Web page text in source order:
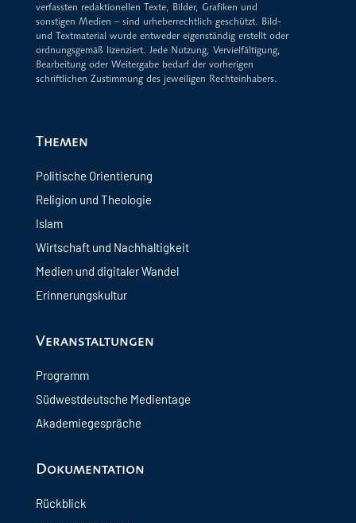
verfassten redaktionellen Texte, Bilder, Grafiken und
sonstigen Medien – sind urheberrechtlich geschützt. Bild-
und Textmaterial wurde entweder eigenständig erstellt oder
ordnungsgemäß lizenziert. Jede Nutzung, Vervielfältigung,
Bearbeitung oder Weitergabe bedarf der vorherigen
schriftlichen Zustimmung des jeweiligen Rechteinhabers.
Themen
Politische Orientierung
Religion und Theologie
Islam
Wirtschaft und Nachhaltigkeit
Medien und digitaler Wandel
Erinnerungskultur
Veranstaltungen
Programm
Südwestdeutsche Medientage
Akademiegespräche
Dokumentation
Rückblick